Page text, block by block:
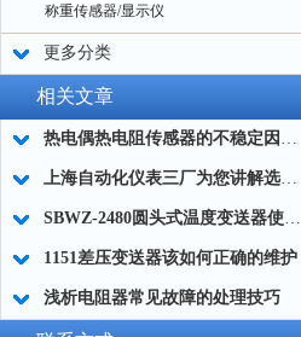
称重传感器/显示仪
更多分类
相关文章
热电偶热电阻传感器的不稳定因素是什么呢？
上海自动化仪表三厂为您讲解选用压力表的规定
SBWZ-2480圆头式温度变送器使用选型
1151差压变送器该如何正确的维护
浅析电阻器常见故障的处理技巧